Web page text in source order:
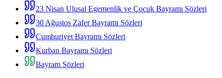
23 Nisan Ulusal Egemenlik ve Çocuk Bayramı Sözleri
30 Ağustos Zafer Bayramı Sözleri
Cumhuriyet Bayramı Sözleri
Kurban Bayramı Sözleri
Bayram Sözleri